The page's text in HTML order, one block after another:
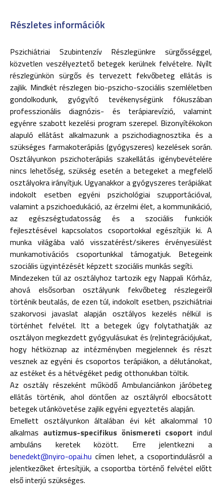
Részletes információk
Pszichiátriai Szubintenzív Részlegünkre sürgősséggel,
közvetlen veszélyeztető betegek kerülnek felvételre. Nyílt
részlegünkön sürgős és tervezett fekvőbeteg ellátás is
zajlik. Mindkét részlegen bio-pszicho-szociális szemléletben
gondolkodunk, gyógyító tevékenységünk fókuszában
professzionális diagnózis- és terápiarevízió, valamint
egyénre szabott kezelési program szerepel. Bizonyítékokon
alapuló ellátást alkalmazunk a pszichodiagnosztika és a
szükséges farmakoterápiás (gyógyszeres) kezelések során.
Osztályunkon pszichoterápiás szakellátás igénybevételére
nincs lehetőség, szükség esetén a betegeket a megfelelő
osztályokra irányítjuk. Ugyanakkor a gyógyszeres terápiákat
indokolt esetben egyéni pszichológiai szupportációval,
valamint a pszichoedukáció, az érzelmi élet, a kommunikáció,
az egészségtudatosság és a szociális funkciók
fejlesztésével kapcsolatos csoportokkal egészítjük ki. A
munka világába való visszatérést/sikeres érvényesülést
munkamotivációs csoportunkkal támogatjuk. Betegeink
szociális ügyintézését képzett szociális munkás segíti.
Mindezeken túl az osztályhoz tartozik egy Nappali Kórház,
ahová elsősorban osztályunk fekvőbeteg részlegeiről
történik beutalás, de ezen túl, indokolt esetben, pszichiátriai
szakorvosi javaslat alapján osztályos kezelés nélkül is
történhet felvétel. Itt a betegek úgy folytathatják az
osztályon megkezdett gyógyulásukat és (re)integrációjukat,
hogy hétköznap az intézményben megjelennek és részt
vesznek az egyéni és csoportos terápiákon, a délutánokat,
az estéket és a hétvégéket pedig otthonukban töltik.
Az osztály részeként működő Ambulanciánkon járóbeteg
ellátás történik, ahol döntően az osztályról elbocsátott
betegek utánkövetése zajlik egyéni egyeztetés alapján.
Emellett osztályunkon általában évi két alkalommal 10
alkalmas autizmus-specifikus önismereti csoport indul
ambuláns keretek között. Erre jelentkezni a
benedekt@nyiro-opai.hu címen lehet, a csoportindulásról a
jelentkezőket értesítjük, a csoportba történő felvétel előtt
első interjú szükséges.